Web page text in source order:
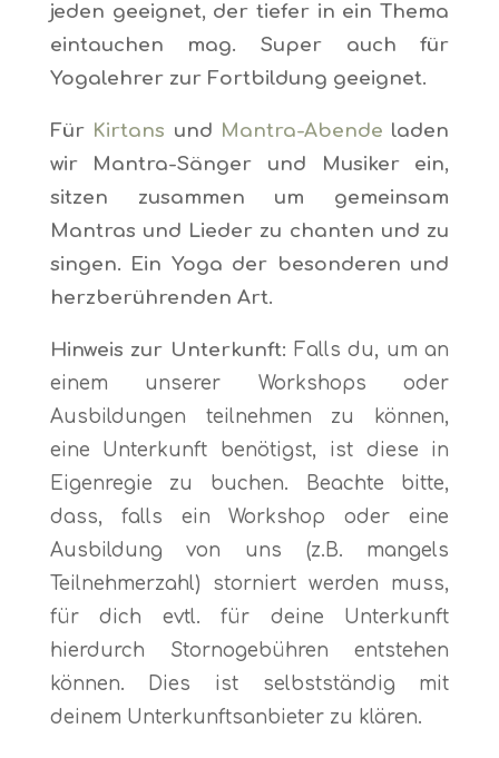
jeden geeignet, der tiefer in ein Thema
eintauchen mag. Super auch für
Yogalehrer zur Fortbildung geeignet.
Für Kirtans und Mantra-Abende laden
wir Mantra-Sänger und Musiker ein,
sitzen zusammen um gemeinsam
Mantras und Lieder zu chanten und zu
singen. Ein Yoga der besonderen und
herzberührenden Art.
Hinweis zur Unterkunft: Falls du, um an
einem unserer Workshops oder
Ausbildungen teilnehmen zu können,
eine Unterkunft benötigst, ist diese in
Eigenregie zu buchen. Beachte bitte,
dass, falls ein Workshop oder eine
Ausbildung von uns (z.B. mangels
Teilnehmerzahl) storniert werden muss,
für dich evtl. für deine Unterkunft
hierdurch Stornogebühren entstehen
können. Dies ist selbstständig mit
deinem Unterkunftsanbieter zu klären.